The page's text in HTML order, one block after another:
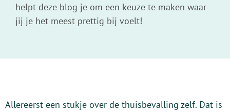
helpt deze blog je om een keuze te maken waar
jij je het meest prettig bij voelt!
Allereerst een stukje over de thuisbevalling zelf. Dat is